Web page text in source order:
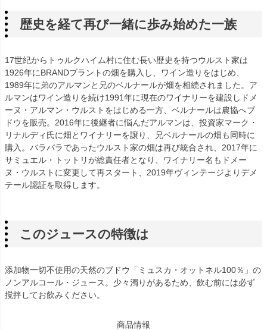
歴史を経て再び一緒に歩み始めた一族
17世紀からトゥルクハイム村に住む長い歴史を持つウルスト家は
1926年にBRANDブラントの畑を購入し、ワイン造りをはじめ、
1989年に弟のアルマンと兄のベルナールが畑を相続されました。ア
ルマンはワイン造りを続け1991年に現在のワイナリーを建設しドメ
ーヌ・アルマン・ウルストをはじめる一方、ベルナールは農協へブ
ドウを販売。2016年に後継者に悩んだアルマンは、投資家マーク・
リナルディ氏に畑とワイナリーを譲り、兄ベルナールの畑も同時に
購入。バラバラであったウルスト家の畑は再び統合され、2017年に
サミュエル・トットリが総責任者となり、ワイナリー名もドメー
ヌ・ウルストに変更して再スタート、2019年ヴィンテージよりデメ
テール認証を取得します。
このジュースの特徴は
添加物一切不使用の天然のブドウ「ミュスカ・オットネル100％」の
ノンアルコール・ジュース。少々濁りがあるため、飲む前には必ず
撹拌してお飲みください。
商品情報